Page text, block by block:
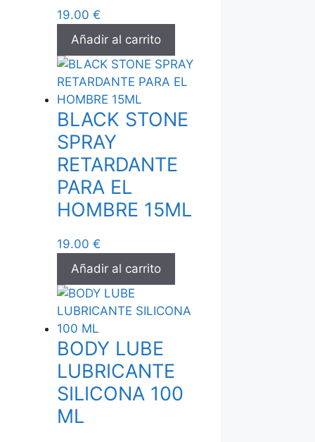
19.00 €
Añadir al carrito
BLACK STONE
SPRAY
RETARDANTE
PARA EL
HOMBRE 15ML
19.00 €
Añadir al carrito
BODY LUBE
LUBRICANTE
SILICONA 100
ML